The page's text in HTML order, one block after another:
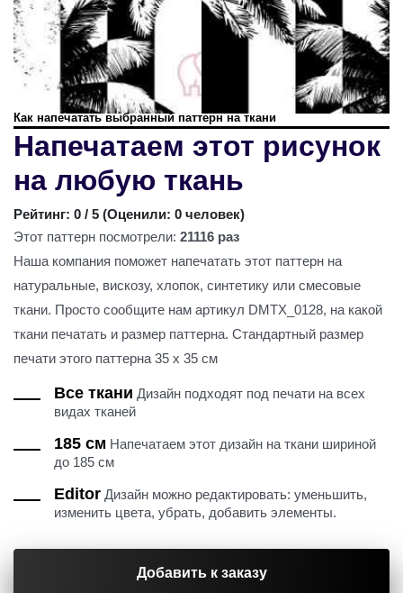
Как напечатать выбранный паттерн на ткани
Напечатаем этот рисунок
на любую ткань
Рейтинг: 0 / 5 (Оценили: 0 человек)
Этот паттерн посмотрели: 21116 раз
Наша компания поможет напечатать этот паттерн на
натуральные, вискозу, хлопок, синтетику или смесовые
ткани. Просто сообщите нам артикул DMTX_0128, на какой
ткани печатать и размер паттерна. Стандартный размер
печати этого паттерна 35 х 35 см
Все ткани Дизайн подходят под печати на всех
видах тканей
185 см Напечатаем этот дизайн на ткани шириной
до 185 см
Editor Дизайн можно редактировать: уменьшить,
изменить цвета, убрать, добавить элементы.
Добавить к заказу